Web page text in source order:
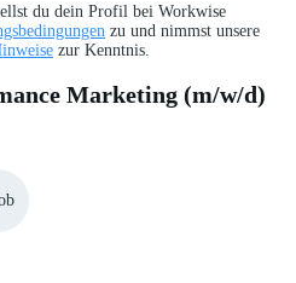
du dein Profil bei Workwise
zu und nimmst unsere
zur Kenntnis.
Marketing (m/w/d)